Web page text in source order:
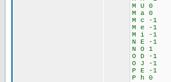
M U 0
M a 0
M c -1
M e -1
M i -1
N E -1
N O 1
O D -1
O J -1
P E -1
P h 0